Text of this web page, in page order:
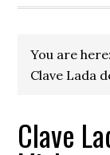
You are here:
Clave Lada
Clave